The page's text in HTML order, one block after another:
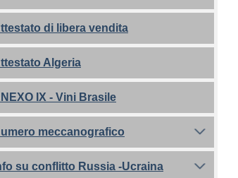
di libera vendita
Algeria
IX - Vini Brasile
meccanografico
su conflitto Russia -Ucraina